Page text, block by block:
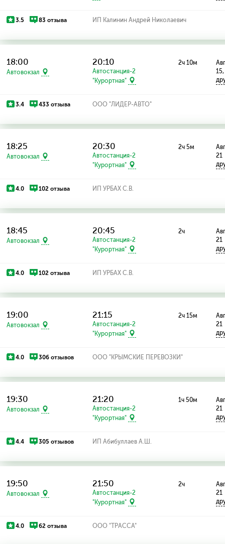
3.5 83 отзыва ИП Калинин Андрей Николаевич
18:00
Автовокзал
20:10
Автостанция-2
"Курортная"
2ч 10м
3.4 433 отзыва ООО "ЛИДЕР-АВТО"
18:25
Автовокзал
20:30
Автостанция-2
"Курортная"
2ч 5м
21
4.0 102 отзыва ИП УРБАХ С.В.
18:45
Автовокзал
20:45
Автостанция-2
"Курортная"
2ч
21
4.0 102 отзыва ИП УРБАХ С.В.
19:00
Автовокзал
21:15
Автостанция-2
"Курортная"
2ч 15м
21
4.0 306 отзывов ООО "КРЫМСКИЕ ПЕРЕВОЗКИ"
19:30
Автовокзал
21:20
Автостанция-2
"Курортная"
1ч 50м
21
4.4 305 отзывов ИП Абибуллаев А.Ш.
19:50
Автовокзал
21:50
Автостанция-2
"Курортная"
2ч
21
4.0 62 отзыва ООО "ТРАССА"